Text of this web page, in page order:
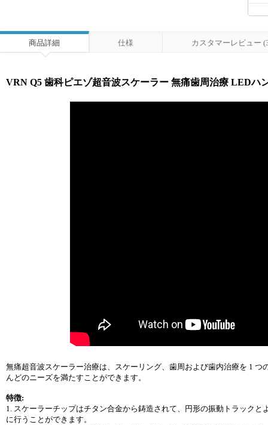
商品詳細 仕様 カスタマーレビュー
VRN Q5 歯科ピエゾ超音波スケーラー 無痛歯周治療 LEDハ
無痛超音波スケーラー治療は、スケーリング、歯周および歯内治療を 1
んどのニーズを満たすことができます。
特徴:
1. スケーラーチップはチタン合金から鋳造されて、円形の振動トラック
に行うことができます。